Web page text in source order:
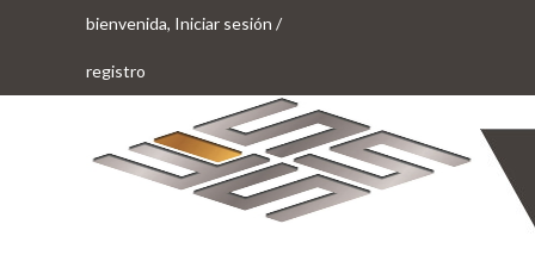
bienvenida, Iniciar sesión /
registro